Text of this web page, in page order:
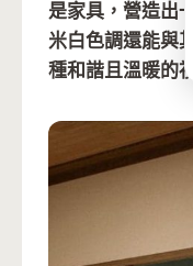
是家具，營造出
米白色調還能與
種和諧且溫暖的